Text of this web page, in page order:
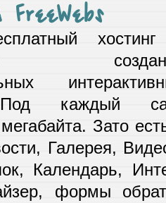
FreeWebs
Под каждый
Зато
Галерея,
Календарь,
формы